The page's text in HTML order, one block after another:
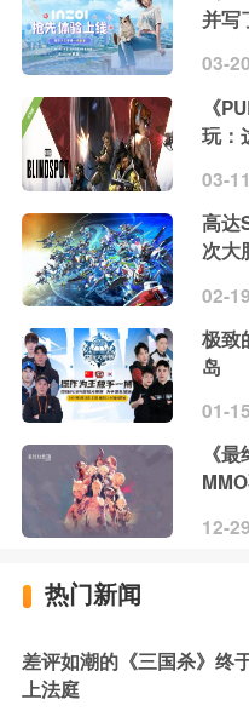
并写
03-20
《
玩：
03-11
高达
次大
02-19
极致
岛
01-15
《
12-29
热门新闻
差评如潮的《三国杀》终
上法庭